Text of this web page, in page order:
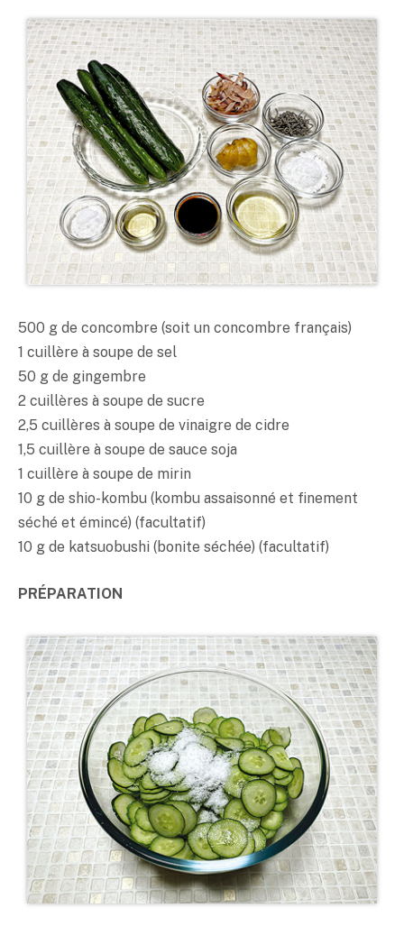
500 g de concombre (soit un concombre français)
1 cuillère à soupe de sel
50 g de gingembre
2 cuillères à soupe de sucre
2,5 cuillères à soupe de vinaigre de cidre
1,5 cuillère à soupe de sauce soja
1 cuillère à soupe de mirin
10 g de shio-kombu (kombu assaisonné et finement
séché et émincé) (facultatif)
10 g de katsuobushi (bonite séchée) (facultatif)
PRÉPARATION